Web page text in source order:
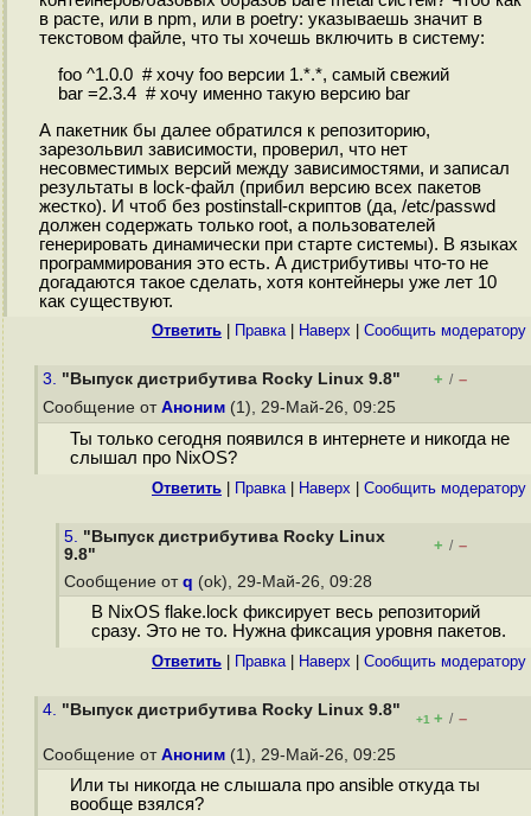
в расте, или в npm, или в poetry: указываешь значит в
текстовом файле, что ты хочешь включить в систему:
foo ^1.0.0 # хочу foo версии 1.*.*, самый свежий
bar =2.3.4 # хочу именно такую версию bar
А пакетник бы далее обратился к репозиторию,
зарезольвил зависимости, проверил, что нет
несовместимых версий между зависимостями, и записал
результаты в lock-файл (прибил версию всех пакетов
жестко). И чтоб без postinstall-скриптов (да, /etc/passwd
должен содержать только root, а пользователей
генерировать динамически при старте системы). В языках
программирования это есть. А дистрибутивы что-то не
догадаются такое сделать, хотя контейнеры уже лет 10
как существуют.
Ответить Правка| Наверх Cообщить модератору
3. "Выпуск дистрибутива Rocky Linux 9.8" + / –
Сообщение от Аноним (1), 29-Май-26, 09:25
Ты только сегодня появился в интернете и никогда не
слышал про NixOS?
Ответить Правка| Наверх Cообщить модератору
5. "Выпуск дистрибутива Rocky Linux
9.8"
+ / –
Сообщение от q (ok), 29-Май-26, 09:28
В NixOS flake.lock фиксирует весь репозиторий
сразу. Это не то. Нужна фиксация уровня пакетов.
Ответить Правка| Наверх Cообщить модератору
4. "Выпуск дистрибутива Rocky Linux 9.8"
+1 + / –
Сообщение от Аноним (1), 29-Май-26, 09:25
Или ты никогда не слышала про ansible откуда ты
вообще взялся?